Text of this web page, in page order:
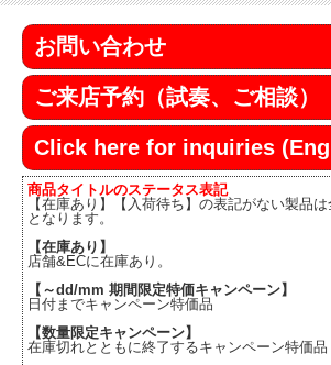
お問い合わせ
ご来店予約（試奏、ご相談）
Click here for inquiries
商品タイトルのステータス表記
【在庫あり】【入荷待ち】の表記がない製品は
となります。
【在庫あり】
店舗&ECに在庫あり。
【～dd/mm 期間限定特価キャンペーン】
日付までキャンペーン特価品
【数量限定キャンペーン】
在庫切れとともに終了するキャンペーン特価品